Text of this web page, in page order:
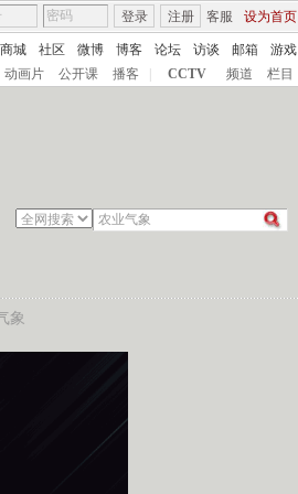
客服 设为首页
登录 注册
商城 社区 微博 博客 论坛 访谈 邮箱
游戏
动画片 公开课 播客 CCTV 频道 栏目
象